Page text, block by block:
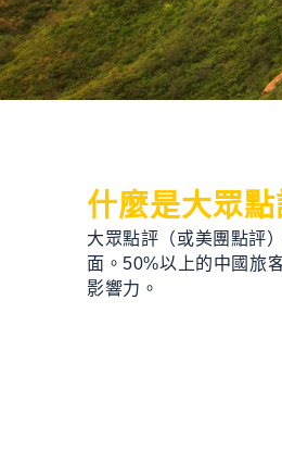
什麼是大眾點
大眾點評（或美團點評
面。50%以上的中國旅
影響力。